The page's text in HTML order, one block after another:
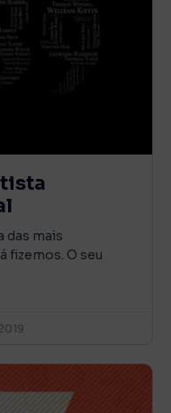
das mais
fizemos. O seu